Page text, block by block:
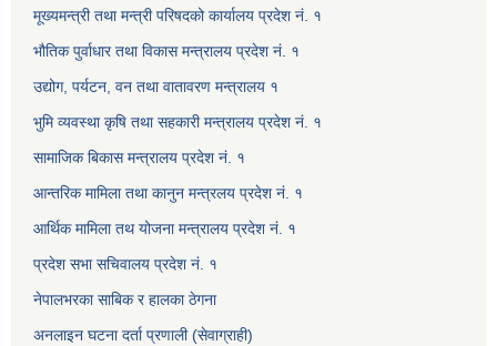
मूख्यमन्त्री तथा मन्त्री परिषदको कार्यालय प्रदेश नं. १
भौतिक पुर्वाधार तथा विकास मन्त्रालय प्रदेश नं. १
उद्योग, पर्यटन, वन तथा वातावरण मन्त्रालय १
भुमि व्यवस्था कृषि तथा सहकारी मन्त्रालय प्रदेश नं. १
सामाजिक बिकास मन्त्रालय प्रदेश नं. १
आन्तरिक मामिला तथा कानुन मन्त्रलय प्रदेश नं. १
आर्थिक मामिला तथ योजना मन्त्रालय प्रदेश नं. १
प्रदेश सभा सचिवालय प्रदेश नं. १
नेपालभरका साबिक र हालका ठेगना
अनलाइन घटना दर्ता प्रणाली (सेवाग्राही)